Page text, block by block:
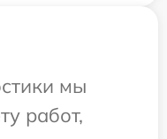
мы
работ,